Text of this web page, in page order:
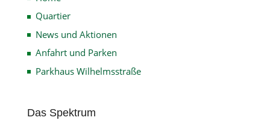
Quartier
News und Aktionen
Anfahrt und Parken
Parkhaus Wilhelmsstraße
Das Spektrum